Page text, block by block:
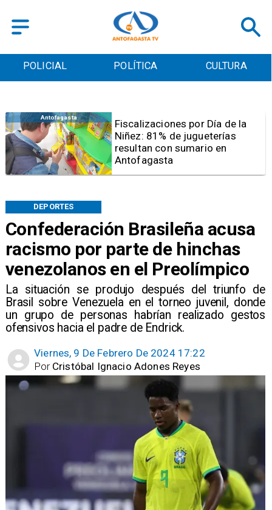
POLICIAL POLÍTICA CULTURA
Confederación Brasileña acusa
racismo por parte de hinchas
venezolanos en el Preolímpico
La situación se produjo después del triunfo de
Brasil sobre Venezuela en el torneo juvenil, donde
un grupo de personas habrían realizado gestos
ofensivos hacia el padre de Endrick.
DEPORTES
Viernes, 9 De Febrero De 2024 17:22
Cristóbal Ignacio Adones Reyes
Por
Antofagasta
Tribunal frena opción de pena
mixta para Karen Rojo por ahora